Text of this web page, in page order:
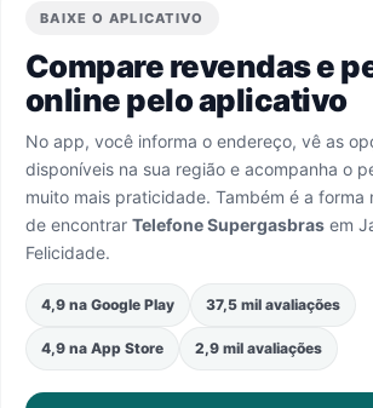
BAIXE O APLICATIVO
Compare revendas e
online pelo aplicativo
No app, você informa o endereço, vê as
disponíveis na sua região e acompanha o
muito mais praticidade. Também é a forma
de encontrar Telefone Supergasbras em
Felicidade.
4,9 na Google Play 37,5 mil avaliações
4,9 na App Store 2,9 mil avaliações